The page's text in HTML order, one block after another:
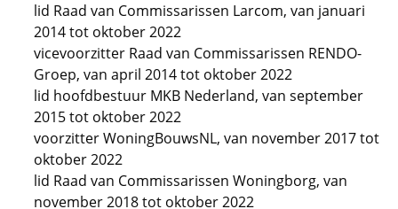
lid Raad van Commissarissen Larcom, van januari
2014 tot oktober 2022
vicevoorzitter Raad van Commissarissen RENDO-
Groep, van april 2014 tot oktober 2022
lid hoofdbestuur MKB Nederland, van september
2015 tot oktober 2022
voorzitter WoningBouwsNL, van november 2017 tot
oktober 2022
lid Raad van Commissarissen Woningborg, van
november 2018 tot oktober 2022